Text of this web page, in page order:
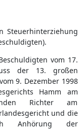
Steuerhinterziehung
vom 17.
der 13. großen
9. Dezember 1998
Hamm am
Richter am
und die
Anhörung der